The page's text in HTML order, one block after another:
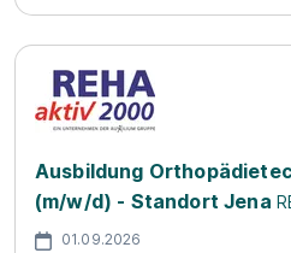
Ausbildung
(m/w/d) - Standort Jena
01.09.2026